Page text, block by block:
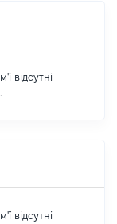
відсутні
відсутні